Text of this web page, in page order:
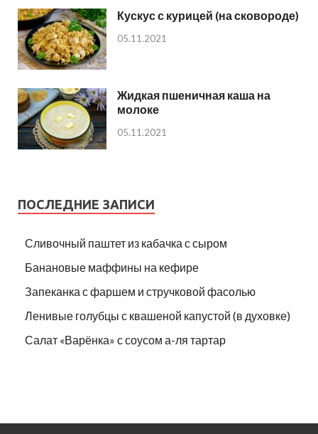
Кускус с курицей (на сковороде)
05.11.2021
Жидкая пшеничная каша на
молоке
05.11.2021
ПОСЛЕДНИЕ ЗАПИСИ
Сливочный паштет из кабачка с сыром
Банановые маффины на кефире
Запеканка с фаршем и стручковой фасолью
Ленивые голубцы с квашеной капустой (в духовке)
Салат «Варёнка» с соусом а-ля тартар